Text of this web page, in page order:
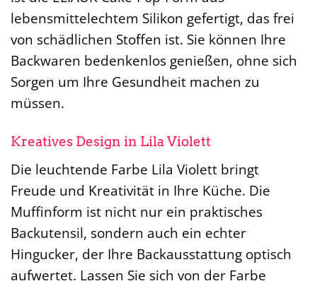
lebensmittelechtem Silikon gefertigt, das frei
von schädlichen Stoffen ist. Sie können Ihre
Backwaren bedenkenlos genießen, ohne sich
Sorgen um Ihre Gesundheit machen zu
müssen.
Kreatives Design in Lila Violett
Die leuchtende Farbe Lila Violett bringt
Freude und Kreativität in Ihre Küche. Die
Muffinform ist nicht nur ein praktisches
Backutensil, sondern auch ein echter
Hingucker, der Ihre Backausstattung optisch
aufwertet. Lassen Sie sich von der Farbe